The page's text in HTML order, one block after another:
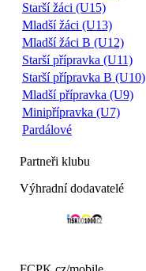
Starší žáci (U15)
Mladší žáci (U13)
Mladší žáci B (U12)
Starší přípravka (U11)
Starší přípravka B (U10)
Mladší přípravka (U9)
Minipřípravka (U7)
Pardálové
Partneři klubu
Výhradní dodavatelé